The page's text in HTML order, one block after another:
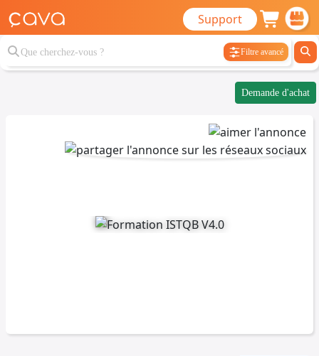
Support
Filtre avancé
Demande d'achat